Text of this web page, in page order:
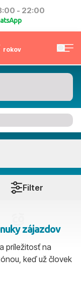
- 22:00
rokov
Filter
zájazdov
príležitosť na
keď už človek
dní pri mori,